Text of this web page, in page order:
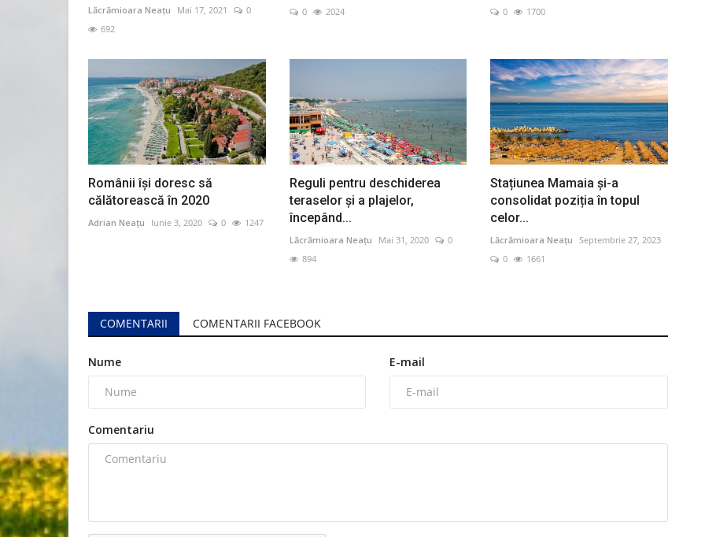
Lăcrămioara Neațu Mai 17, 2021
0
692
0
2024
0
1700
Românii își doresc să
călătorească în 2020
Adrian Neațu Iunie 3, 2020 0 1247
Reguli pentru deschiderea
teraselor și a plajelor,
începând...
Lăcrămioara Neațu Mai 31, 2020
0
894
Stațiunea Mamaia și-a
consolidat poziția în topul
celor...
Lăcrămioara Neațu
Septembrie 27, 2023
0
1661
COMENTARII COMENTARII FACEBOOK
Nume E-mail
Comentariu